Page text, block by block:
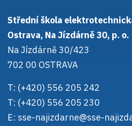
Střední škola
Ostrava, Na Jízdárně 30, p. o.
Na Jízdárně 30/423
702 00 OSTRAVA
T: (+420) 556 205 242
T: (+420) 556 205 230
E: sse-najizdarne@sse-